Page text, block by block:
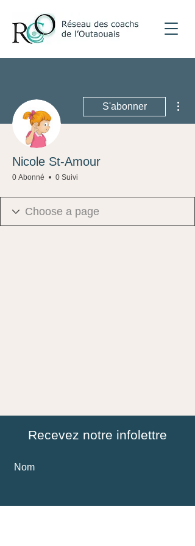
S'abonner
Nicole St-Amour
0 Abonné 0 Suivi
Recevez notre infolettre
Nom